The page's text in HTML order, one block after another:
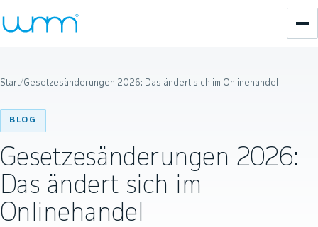
Start/Gesetzesänderungen 2026: Das ändert sich im Onlinehandel
BLOG
Gesetzesänderungen 2026:
Das ändert sich im
Onlinehandel